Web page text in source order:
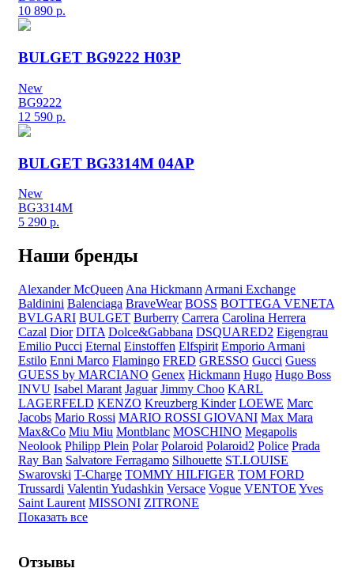
10 890 р.
BULGET BG9222 H03P
New
BG9222
12 590 р.
BULGET BG3314M 04AP
New
BG3314M
5 290 р.
Наши бренды
Alexander McQueen Ana Hickmann Armani Exchange
Baldinini Balenciaga BraveWear BOSS BOTTEGA VENETA
BVLGARI BULGET Burberry Carrera Carolina Herrera
Cazal Dior DITA Dolce&Gabbana DSQUARED2 Eigengrau
Emilio Pucci Eternal Einstoffen Elfspirit Emporio Armani
Estilo Enni Marco Flamingo FRED GRESSO Gucci Guess
GUESS by MARCIANO Genex Hickmann Hugo Hugo Boss
INVU Isabel Marant Jaguar Jimmy Choo KARL
LAGERFELD KENZO Kreuzberg Kinder LOEWE Marc
Jacobs Mario Rossi MARIO ROSSI GIOVANI Max Mara
Max&Co Miu Miu Montblanc MOSCHINO Megapolis
Neolook Philipp Plein Polar Polaroid Polaroid2 Police Prada
Ray Ban Salvatore Ferragamo Silhouette ST.LOUISE
Swarovski T-Charge TOMMY HILFIGER TOM FORD
Trussardi Valentin Yudashkin Versace Vogue VENTOE Yves
Saint Laurent MISSONI ZITRONE
Показать все
Отзывы